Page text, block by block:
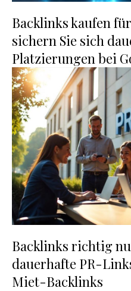
Backlinks kaufen
sichern Sie sich
Platzierungen bei
Backlinks richtig
dauerhafte PR-
Miet-Backlinks